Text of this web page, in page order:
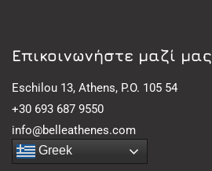
Eπικοινωνήστε μαζί μας
Eschilou 13, Athens, P.O. 105 54
+30 693 687 9550
info@belleathenes.com
Greek